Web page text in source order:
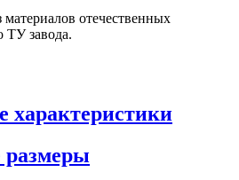
отечественных
ТУ завода.
характеристики
размеры